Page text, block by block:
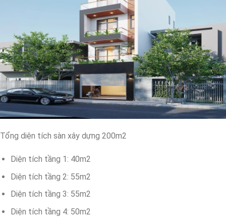
Tổng diện tích sàn xây dựng 200m2
Diện tích tầng 1: 40m2
Diện tích tầng 2: 55m2
Diện tích tầng 3: 55m2
Diện tích tầng 4: 50m2